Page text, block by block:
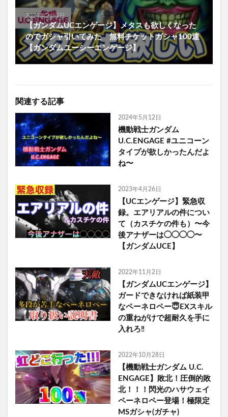
2024年2月4日
【ガンダムUCエンゲージ】メタスも欲しくなった
のでガシャ引いてみた 無料チケットガシャ100連
【ガンダムユーシーエンゲージ】
関連する記事
2024年5月12日
機動戦士ガンダム
U.C.ENGAGE #ユニコーン
タイプが欲しかったんだよ
ね〜
2023年4月26日
【UCエンゲージ】緊急収
録。エアリアルの件につい
て（カスチケの件も）〜今
後アナザーは◯◯◯◯〜
【ガンダムUCE】
2022年11月2日
【ガンダムUCエンゲージ】
ガードできなければ紙装甲
なペーネロペー😇EXスキル
の重ねがけで超耐久を手に
入れろ‼️
2022年10月28日
【機動戦士ガンダム U.C.
ENGAGE】敗北！圧倒的敗
北！！！閃光のハサウェイ
ペーネロペー登場！極限定
MSガシャ(ガチャ)